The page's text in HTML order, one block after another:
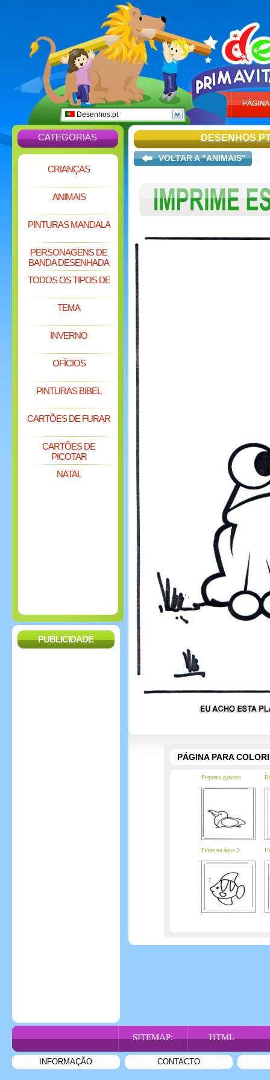
Desenhos.pt
CATEGORIAS
CRIANÇAS
ANIMAIS
PINTURAS MANDALA
PERSONAGENS DE
BANDA DESENHADA
TODOS OS TIPOS DE
TEMA
INVERNO
OFÍCIOS
PINTURAS BIBEL
CARTÕES DE FURAR
CARTÕES DE
PICOTAR
NATAL
PUBLICIDADE
VOLTAR A "ANIMAIS"
PÁGINA PARA
Pequena gaivota
Peixe na água 2
SITEMAP: HTML
INFORMAÇÃO CONTACTO